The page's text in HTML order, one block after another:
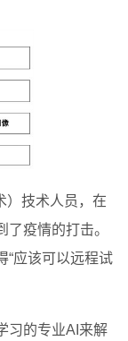
）技术人员，在
疫情的打击。
“应该可以远程试
习的专业AI来解